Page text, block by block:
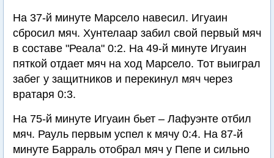
На 37-й минуте Марсело навесил. Игуаин
сбросил мяч. Хунтелаар забил свой первый мяч
в составе "Реала" 0:2. На 49-й минуте Игуаин
пяткой отдает мяч на ход Марсело. Тот выиграл
забег у защитников и перекинул мяч через
вратаря 0:3.
На 75-й минуте Игуаин бьет – Лафуэнте отбил
мяч. Рауль первым успел к мячу 0:4. На 87-й
минуте Барраль отобрал мяч у Пепе и сильно